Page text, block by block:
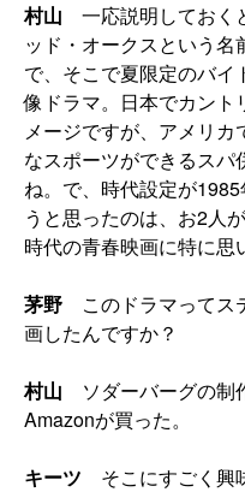
村山 一応説明しておく
ッド・オークスという
で、そこで夏限定のバ
像ドラマ。日本でカント
メージですが、アメリ
なスポーツができるス
ね。で、時代設定が
うと思ったのは、お2人
時代の青春映画に特に思
茅野 このドラマってス
画したんですか？
村山 ソダーバーグの制
Amazonが買った。
キーツ そこにすごく興